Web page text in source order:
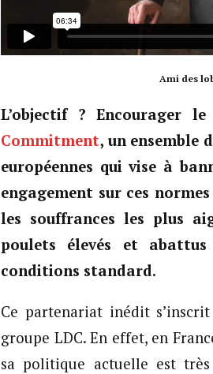
Ami des
L’objectif ? Encourager
Commitment, un ensemble
européennes qui vise à
engagement sur ces
les souffrances les plus
poulets élevés et
conditions standard.
Ce partenariat inédit
groupe LDC. En effet, en
sa politique actuelle est